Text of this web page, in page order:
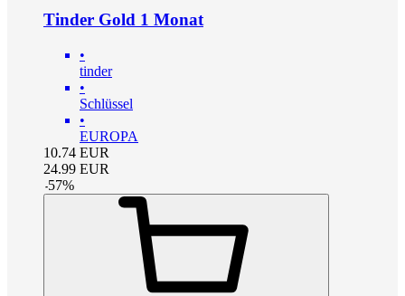
Tinder Gold 1 Monat
•
tinder
•
Schlüssel
•
EUROPA
10.74 EUR
24.99 EUR
-57%